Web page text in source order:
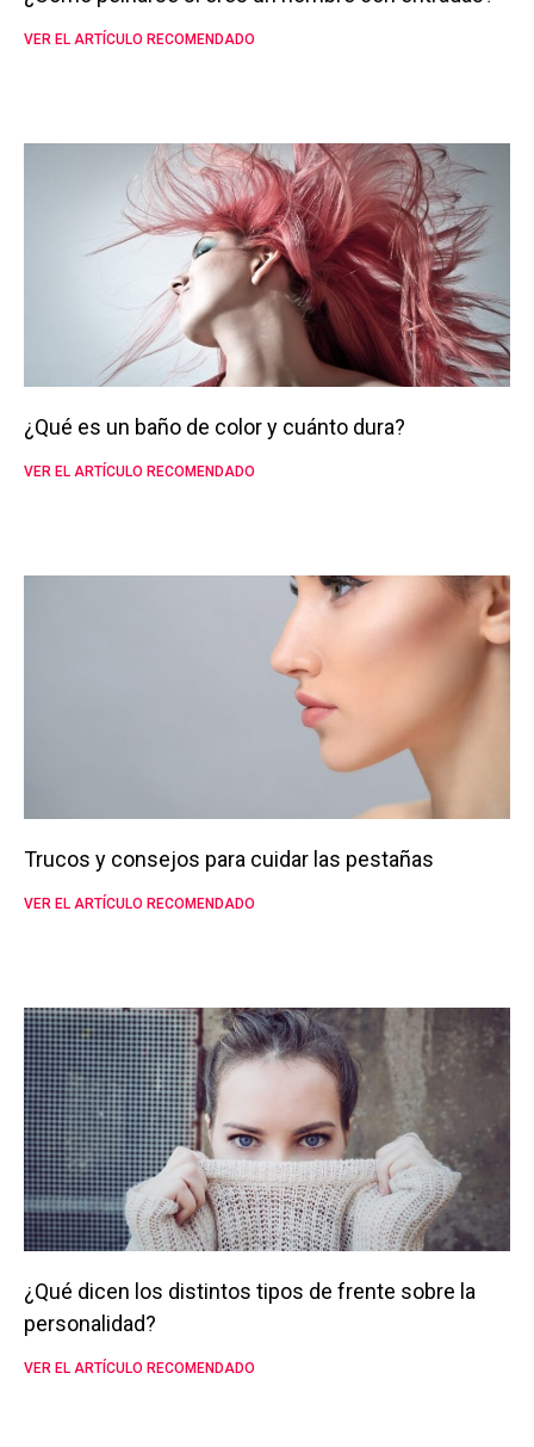
VER EL ARTÍCULO RECOMENDADO
¿Qué es un baño de color y cuánto dura?
VER EL ARTÍCULO RECOMENDADO
Trucos y consejos para cuidar las pestañas
VER EL ARTÍCULO RECOMENDADO
¿Qué dicen los distintos tipos de frente sobre la
personalidad?
VER EL ARTÍCULO RECOMENDADO